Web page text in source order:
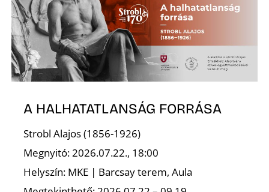
A HALHATATLANSÁG FORRÁSA
Strobl Alajos (1856-1926)
Megnyitó: 2026.07.22., 18:00
Helyszín: MKE | Barcsay terem, Aula